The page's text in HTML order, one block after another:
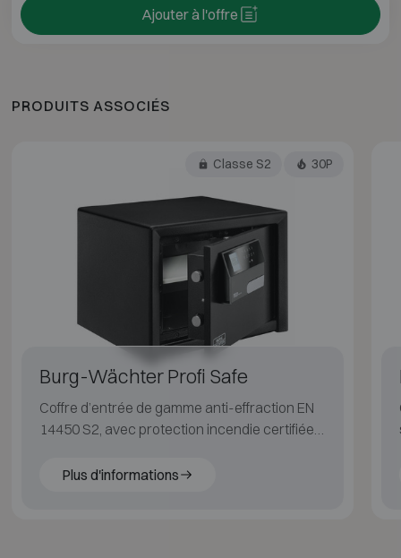
Ajouter à l'offre
PRODUITS ASSOCIÉS
Classe S2 30P
Burg-Wächter Profi Safe
Coffre d’entrée de gamme anti-effraction EN
14450 S2, avec protection incendie certifiée
Plus d'informations